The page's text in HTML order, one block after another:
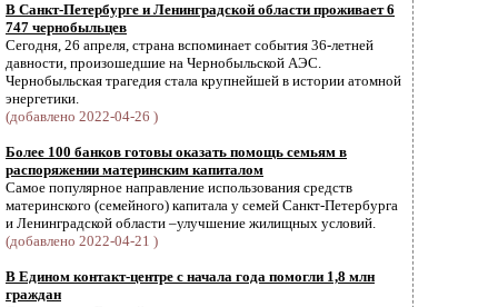
В Санкт-Петербурге и Ленинградской области проживает 6
747 чернобыльцев
Сегодня, 26 апреля, страна вспоминает события 36-летней
давности, произошедшие на Чернобыльской АЭС.
Чернобыльская трагедия стала крупнейшей в истории атомной
энергетики.
(добавлено 2022-04-26 )
Более 100 банков готовы оказать помощь семьям в
распоряжении материнским капиталом
Самое популярное направление использования средств
материнского (семейного) капитала у семей Санкт-Петербурга
и Ленинградской области –улучшение жилищных условий.
(добавлено 2022-04-21 )
В Едином контакт-центре с начала года помогли 1,8 млн
граждан